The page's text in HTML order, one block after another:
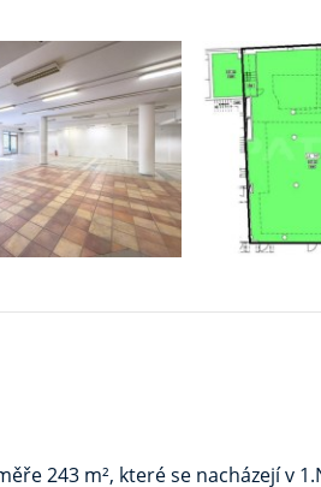
243 m², které se nacházejí v